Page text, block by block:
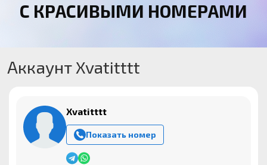
С КРАСИВЫМИ НОМЕРАМИ
Аккаунт Xvatitttt
Xvatitttt
Показать номер